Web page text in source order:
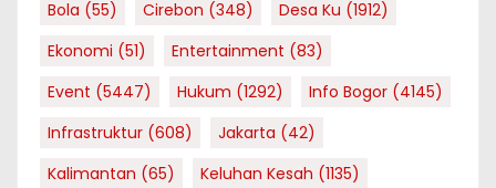
Bola (55) Cirebon (348) Desa Ku (1912)
Ekonomi (51) Entertainment (83)
Event (5447) Hukum (1292) Info Bogor (4145)
Infrastruktur (608) Jakarta (42)
Kalimantan (65) Keluhan Kesah (1135)